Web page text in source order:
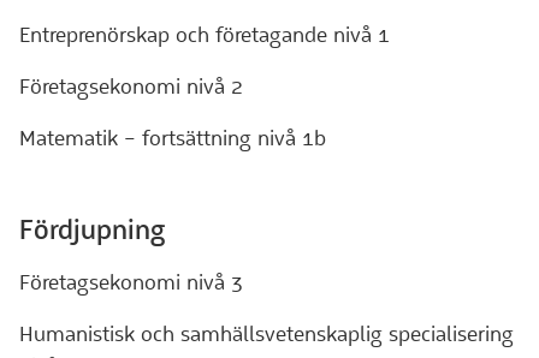
Entreprenörskap och företagande nivå 1
Företagsekonomi nivå 2
Matematik – fortsättning nivå 1b
Fördjupning
Företagsekonomi nivå 3
Humanistisk och samhällsvetenskaplig specialisering